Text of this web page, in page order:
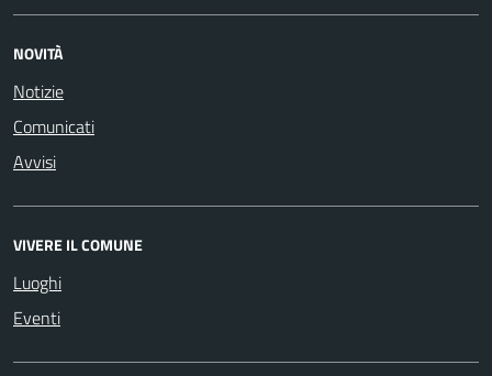
NOVITÀ
Notizie
Comunicati
Avvisi
VIVERE IL COMUNE
Luoghi
Eventi